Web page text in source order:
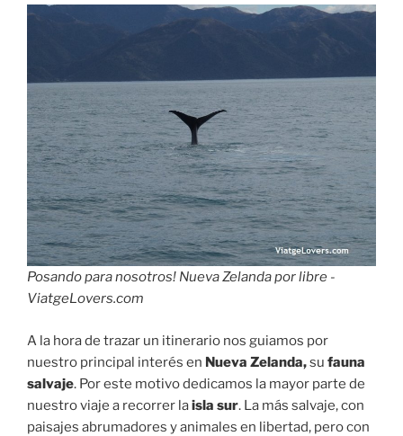
Posando para nosotros! Nueva Zelanda por libre -
ViatgeLovers.com
A la hora de trazar un itinerario nos guiamos por
nuestro principal interés en Nueva Zelanda,su fauna
salvaje. Por este motivo dedicamos la mayor parte de
nuestro viaje a recorrer laisla sur. La más salvaje, con
paisajes abrumadores y animales en libertad, pero con